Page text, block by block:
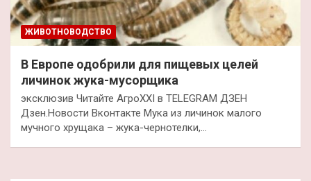
ЖИВОТНОВОДСТВО
В Европе одобрили для пищевых целей
личинок жука-мусорщика
эксклюзив Читайте АгроXXI в TELEGRAM ДЗЕН
Дзен.Новости Вконтакте Мука из личинок малого
мучного хрущака – жука-чернотелки,…